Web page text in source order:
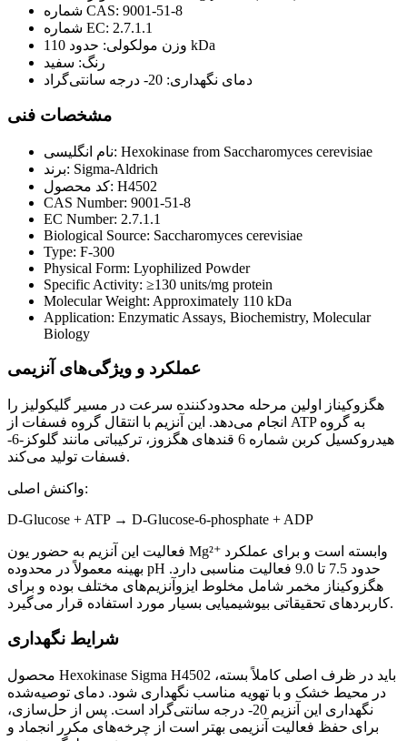
شماره CAS: 9001-51-8
شماره EC: 2.7.1.1
وزن مولکولی: حدود 110 kDa
رنگ: سفید
دمای نگهداری: 20- درجه سانتی‌گراد
مشخصات فنی
نام انگلیسی: Hexokinase from Saccharomyces cerevisiae
برند: Sigma-Aldrich
کد محصول: H4502
CAS Number: 9001-51-8
EC Number: 2.7.1.1
Biological Source: Saccharomyces cerevisiae
Type: F-300
Physical Form: Lyophilized Powder
Specific Activity: ≥130 units/mg protein
Molecular Weight: Approximately 110 kDa
Application: Enzymatic Assays, Biochemistry, Molecular
Biology
عملکرد و ویژگی‌های آنزیمی
هگزوکیناز اولین مرحله محدودکننده سرعت در مسیر گلیکولیز را
انجام می‌دهد. این آنزیم با انتقال گروه فسفات از ATP به گروه
هیدروکسیل کربن شماره 6 قندهای هگزوز، ترکیباتی مانند گلوکز-6-
فسفات تولید می‌کند.
واکنش اصلی:
D-Glucose + ATP → D-Glucose-6-phosphate + ADP
فعالیت این آنزیم به حضور یون Mg²⁺ وابسته است و برای عملکرد
بهینه معمولاً در محدوده pH حدود 7.5 تا 9.0 فعالیت مناسبی دارد.
هگزوکیناز مخمر شامل مخلوط ایزوآنزیم‌های مختلف بوده و برای
کاربردهای تحقیقاتی بیوشیمیایی بسیار مورد استفاده قرار می‌گیرد.
شرایط نگهداری
محصول Hexokinase Sigma H4502 باید در ظرف اصلی کاملاً بسته،
در محیط خشک و با تهویه مناسب نگهداری شود. دمای توصیه‌شده
نگهداری این آنزیم 20- درجه سانتی‌گراد است. پس از حل‌سازی،
برای حفظ فعالیت آنزیمی بهتر است از چرخه‌های مکرر انجماد و